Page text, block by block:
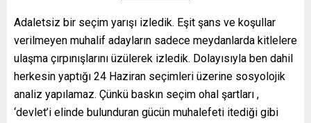
Adaletsiz bir seçim yarışı izledik. Eşit şans ve koşullar
verilmeyen muhalif adayların sadece meydanlarda kitlelere
ulaşma çırpınışlarını üzülerek izledik. Dolayısıyla ben dahil
herkesin yaptığı 24 Haziran seçimleri üzerine sosyolojik
analiz yapılamaz. Çünkü baskın seçim ohal şartları ,
‘devlet’i elinde bulunduran gücün muhalefeti itediği gibi